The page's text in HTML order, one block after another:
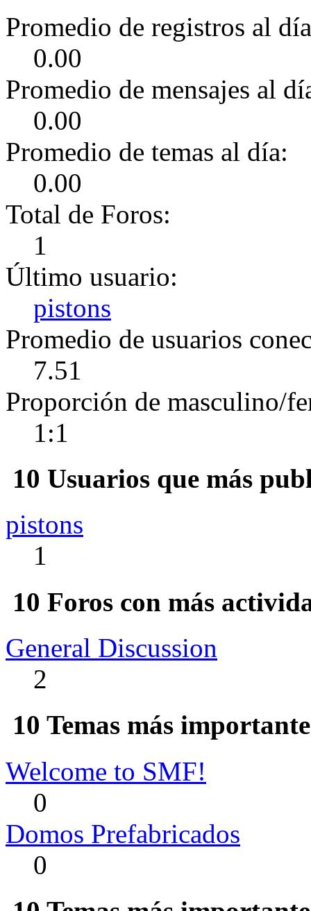
Promedio de registros al
0.00
Promedio de mensajes al
0.00
Promedio de temas al día:
0.00
Total de Foros:
1
Último usuario:
pistons
Promedio de usuarios
7.51
Proporción de masculino/
1:1
10 Usuarios que más
pistons
1
10 Foros con más
General Discussion
2
10 Temas más
Welcome to SMF!
0
Domos Prefabricados
0